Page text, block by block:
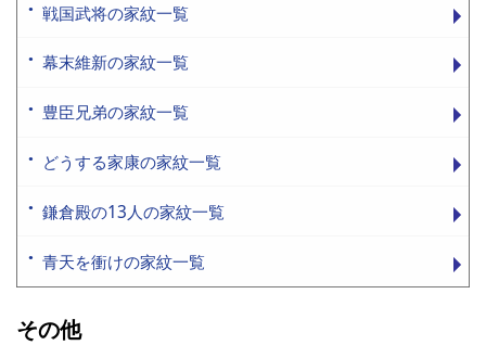
戦国武将の家紋一覧
幕末維新の家紋一覧
豊臣兄弟の家紋一覧
どうする家康の家紋一覧
鎌倉殿の13人の家紋一覧
青天を衝けの家紋一覧
その他